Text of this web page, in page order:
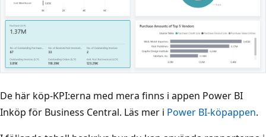
De här köp-KPI:erna med mera finns i appen Power BI
Inköp för Business Central. Läs mer i Power BI-köpappen.